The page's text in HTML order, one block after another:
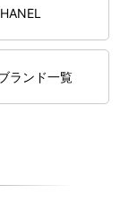
ランド一覧